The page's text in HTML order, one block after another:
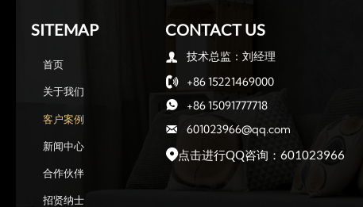
SITEMAP
首页
关于我们
客户案例
新闻中心
合作伙伴
招贤纳士
CONTACT US
 技术总监：刘经理
 +86 15221469000
 +86 15091777718

601023966@qq.com
点击进行QQ咨询：601023966